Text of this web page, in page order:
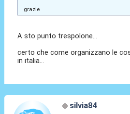
grazie
A sto punto trespolone...
certo che come organizzano le
in italia...
silvia84